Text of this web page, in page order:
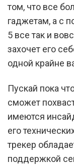
том, что все
гаджетам, а с
5 все так и
захочет его
одной крайне
Пускай пока
сможет
имеются
его
трекер
поддержкой